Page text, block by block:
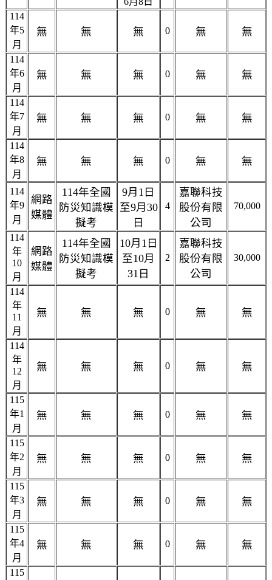
114
年5
月
無 無 無 0 無 無
114
年6
月
無 無 無 0 無 無
114
年7
月
無 無 無 0 無 無
114
年8
月
無 無 無 0 無 無
114
年9
月
網路
媒體
114年全國
防災知識模
擬考
9月1日
至9月30
日
4
嘉聯科技
股份有限
公司
70,000
114
年
10
月
網路
媒體
114年全國
防災知識模
擬考
10月1日
至10月
31日
2
嘉聯科技
股份有限
公司
30,000
114
年
11
月
無 無 無 0 無 無
114
年
12
月
無 無 無 0 無 無
115
年1
月
無 無 無 0 無 無
115
年2
月
無 無 無 0 無 無
115
年3
月
無 無 無 0 無 無
115
年4
月
無 無 無 0 無 無
115